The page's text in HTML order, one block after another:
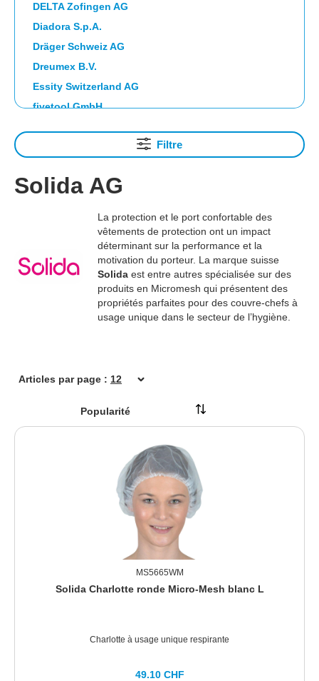
DELTA Zofingen AG
Diadora S.p.A.
Dräger Schweiz AG
Dreumex B.V.
Essity Switzerland AG
fivetool GmbH
FTG SAFETY SHOES S.p.A.
HAIX Vertriebs AG
Kimberly-Clark Switzerland GmbH
Kleen Purgatis International AG
Lucart sas
MEGA Clean Professional GmbH
MEWA Textil-Service AG & Co. Deutschland OHG
SANTOS by Sander Handels-GmbH
SHIELD Scientific B.V.
Solida AG
WEPA Professional GmbH
Filtre
Solida AG
La protection et le port confortable des
vêtements de protection ont un impact
déterminant sur la performance et la
motivation du porteur. La marque suisse
Solida est entre autres spécialisée sur des
produits en Micromesh qui présentent des
propriétés parfaites pour des couvre-chefs à
usage unique dans le secteur de l’hygiène.
Articles par page :
MS5665WM
Solida Charlotte ronde Micro-Mesh blanc L
Charlotte à usage unique respirante
49.10 CHF